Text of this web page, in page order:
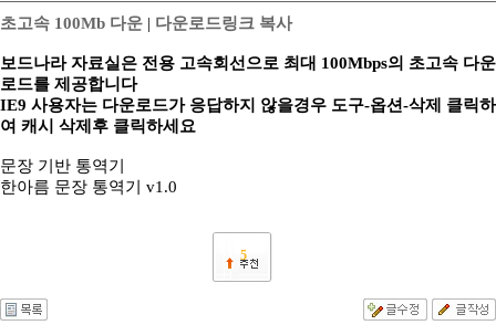
초고속 100Mb 다운 | 다운로드링크 복사
보드나라 자료실은 전용 고속회선으로 최대 100Mbps의 초고속 다운
로드를 제공합니다
IE9 사용자는 다운로드가 응답하지 않을경우 도구-옵션-삭제 클릭하
여 캐시 삭제후 클릭하세요
문장 기반 통역기
한아름 문장 통역기 v1.0
5